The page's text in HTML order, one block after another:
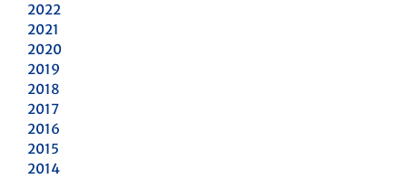
2022
2021
2020
2019
2018
2017
2016
2015
2014